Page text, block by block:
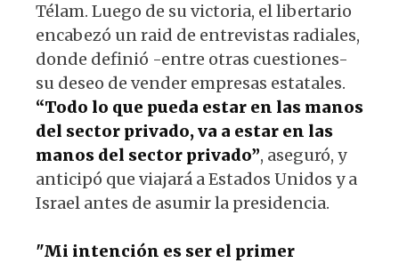
Télam. Luego de su victoria, el libertario
encabezó un raid de entrevistas radiales,
donde definió -entre otras cuestiones-
su deseo de vender empresas estatales.
“Todo lo que pueda estar en las manos
del sector privado, va a estar en las
manos del sector privado”, aseguró, y
anticipó que viajará a Estados Unidos y a
Israel antes de asumir la presidencia.
"Mi intención es ser el primer